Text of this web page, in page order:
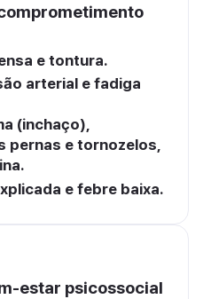
e tontura.
arterial e fadiga
(inchaço),
pernas e tornozelos,
e febre baixa.
estar psicossocial